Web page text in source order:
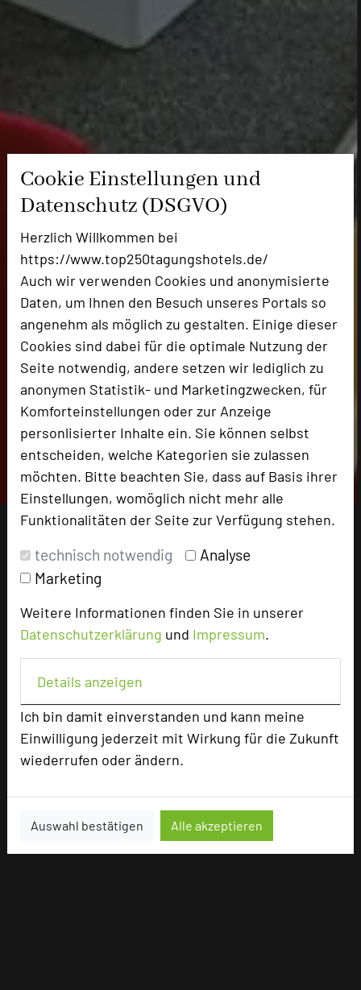
Cookie Einstellungen und
Datenschutz (DSGVO)
Herzlich Willkommen bei
https://www.top250tagungshotels.de/
Auch wir verwenden Cookies und anonymisierte
Daten, um Ihnen den Besuch unseres Portals so
angenehm als möglich zu gestalten. Einige dieser
Cookies sind dabei für die optimale Nutzung der
Seite notwendig, andere setzen wir lediglich zu
anonymen Statistik- und Marketingzwecken, für
Komforteinstellungen oder zur Anzeige
personlisierter Inhalte ein. Sie können selbst
entscheiden, welche Kategorien sie zulassen
möchten. Bitte beachten Sie, dass auf Basis ihrer
Einstellungen, womöglich nicht mehr alle
Funktionalitäten der Seite zur Verfügung stehen.
technisch notwendig
Analyse
Marketing
Weitere Informationen finden Sie in unserer
Datenschutzerklärung und Impressum.
Details anzeigen
Ich bin damit einverstanden und kann meine
Einwilligung jederzeit mit Wirkung für die Zukunft
wiederrufen oder ändern.
Auswahl bestätigen Alle akzeptieren